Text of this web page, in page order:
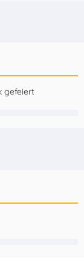
gefeiert